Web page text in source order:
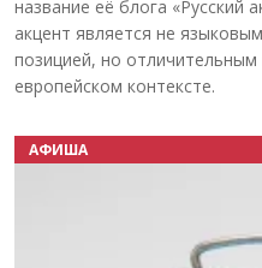
название её блога «Русский
акцент является не
позицией, но
европейском контексте.
АФИША